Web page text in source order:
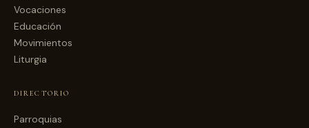
Vocaciones
Educación
Movimientos
Liturgia
DIRECTORIO
Parroquias